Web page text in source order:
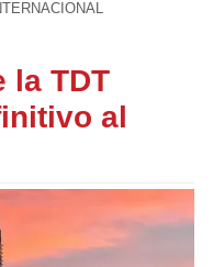
la TDT
al